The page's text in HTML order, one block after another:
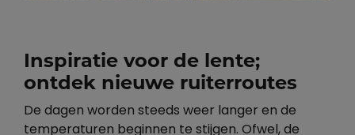
Inspiratie voor de lente;
ontdek nieuwe ruiterroutes
De dagen worden steeds weer langer en de
temperaturen beginnen te stijgen. Ofwel, de